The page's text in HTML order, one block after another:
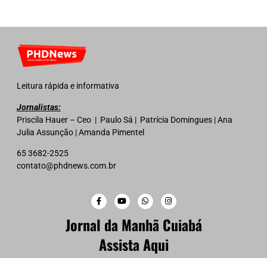
Leitura rápida e informativa
Jornalistas:
Priscila Hauer – Ceo | Paulo Sá | Patrícia Domingues | Ana
Julia Assunção | Amanda Pimentel
65 3682-2525
contato@phdnews.com.br
Jornal da Manhã Cuiabá
Assista Aqui